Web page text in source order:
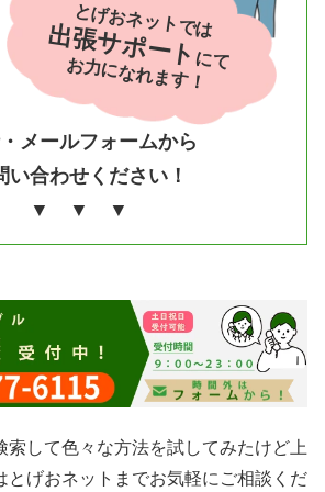
メールフォームから
い合わせください！
▼ ▼ ▼
とげおネットでは
出張サポートにて
お力になれます！
索して色々な方法を試してみたけど上
とげおネットまでお気軽にご相談くだ